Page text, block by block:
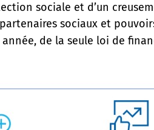
sociale et d’un
sociaux et
de la seule loi de